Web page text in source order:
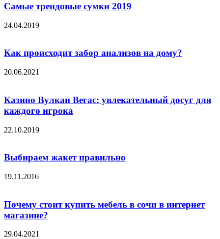
Самые трендовые сумки 2019
24.04.2019
Как происходит забор анализов на дому?
20.06.2021
Казино Вулкан Вегас: увлекательный досуг для
каждого игрока
22.10.2019
Выбираем жакет правильно
19.11.2016
Почему стоит купить мебель в сочи в интернет
магазине?
29.04.2021